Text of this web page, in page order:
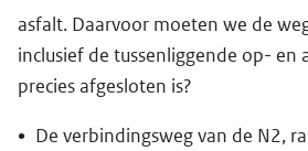
asfalt. Daarvoor moeten we de
inclusief de tussenliggende op- en
precies afgesloten is?
De verbindingsweg van de N2,